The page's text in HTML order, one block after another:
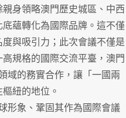
身領略澳門歷史城區、中西
蘊轉化為國際品牌。這不僅
與吸引力；此次會議不僅是
規格的國際交流平臺，澳門
域的務實合作，讓「一國兩
紐的地位。
象、鞏固其作為國際會議